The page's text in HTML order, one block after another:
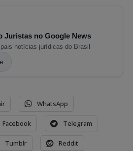
Juristas no Google News
notícias jurídicas do Brasil
WhatsApp
Facebook Telegram
Tumblr Reddit